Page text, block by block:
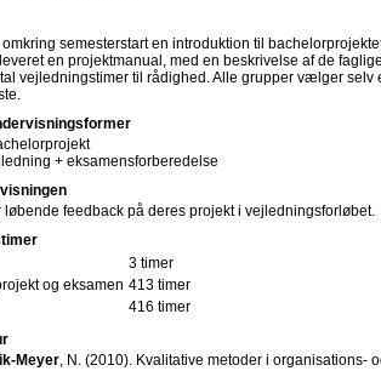
omkring semesterstart en introduktion til
en projektmanual, med en beskrivelse af de
vejledningstimer til rådighed. Alle grupper vælger selv
+ eksamensforberedelse
løbende feedback på deres projekt i vejledningsforløbet.
3 timer
og eksamen 413 timer
416 timer
Meyer, N. (2010). Kvalitative metoder i organisations-